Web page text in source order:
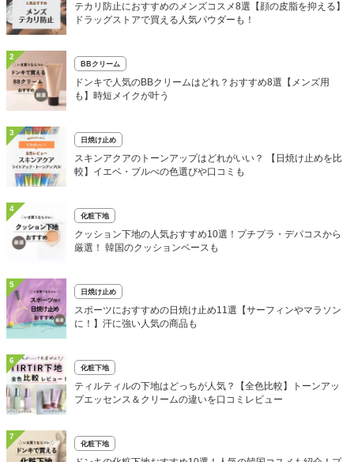
テカリ防止におすすめのメンズコスメ8選【顔の皮脂を抑える】
ドラッグストアで買える人気パウダーも！
2
BBクリーム
ドンキで人気のBBクリームはどれ？おすすめ8選【メンズ用
も】時短メイクが叶う
3
日焼け止め
スキンアクアのトーンアップはどれがいい？ 【日焼け止めを比
較】イエベ・ブルべの色選びや口コミも
4
化粧下地
クッション下地の人気おすすめ10選！プチプラ・デパコスから
厳選！ 韓国のクッションベースも
5
日焼け止め
スポーツにおすすめの日焼け止め11選【サーフィンやマラソン
に！】汗に強い人気の商品も
6
化粧下地
ティルティルの下地はどっちが人気？【全色比較】トーンアッ
プエッセンス＆クリームの違いを口コミレビュー
7
化粧下地